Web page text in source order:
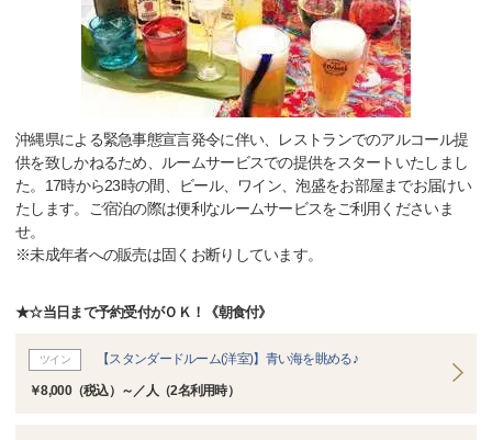
沖縄県による緊急事態宣言発令に伴い、レストランでのアルコール提
供を致しかねるため、ルームサービスでの提供をスタートいたしまし
た。17時から23時の間、ビール、ワイン、泡盛をお部屋までお届けい
たします。ご宿泊の際は便利なルームサービスをご利用くださいま
せ。
※未成年者への販売は固くお断りしています。
★☆当日まで予約受付がＯＫ！《朝食付》
ツイン 【スタンダードルーム(洋室)】青い海を眺める♪
￥8,000（税込）～／人（2名利用時）